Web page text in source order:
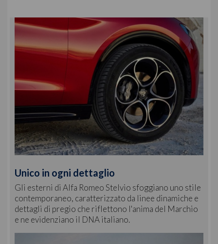
Unico in ogni dettaglio
Gli esterni di Alfa Romeo Stelvio sfoggiano uno stile
contemporaneo, caratterizzato da linee dinamiche e
dettagli di pregio che riflettono l'anima del Marchio
e ne evidenziano il DNA italiano.